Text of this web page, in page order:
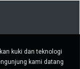
kuki dan teknologi
kami datang